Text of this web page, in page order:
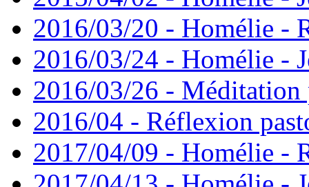
2016/03/20 - Homélie -
2016/03/24 - Homélie -
2016/03/26 - Méditation
2016/04 - Réflexion
2017/04/09 - Homélie -